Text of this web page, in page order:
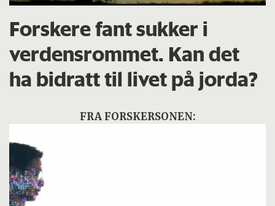
Forskere fant sukker i
verdensrommet. Kan det
ha bidratt til livet på jorda?
FRA FORSKERSONEN: